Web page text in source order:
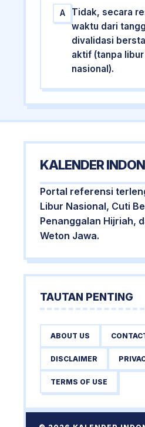
A
Tidak, secara
waktu dari
divalidasi
aktif (tanpa
nasional).
KALENDER
Portal referensi
Libur Nasional, Cuti
Penanggalan Hijriah,
Weton Jawa.
TAUTAN PENTING
ABOUT US
DISCLAIMER
TERMS OF USE